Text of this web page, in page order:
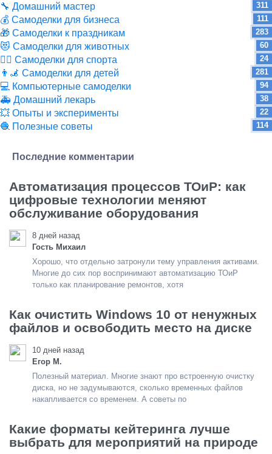
🔧 Домашний мастер 311
💰 Самоделки для бизнеса 111
🎁 Самоделки к праздникам 283
😻 Самоделки для животных 60
🏋️‍♀️ Самоделки для спорта 24
👨‍🦼 Самоделки для детей 281
💻 Компьютерные самоделки 94
🚑 Домашний лекарь 38
💥 Опыты и эксперименты 22
🧶 Полезные советы 114
Последние комментарии
Автоматизация процессов ТОиР: как
цифровые технологии меняют
обслуживание оборудования
8 дней назад
Гость Михаил
Хорошо, что отдельно затронули тему управления активами.
Многие до сих пор воспринимают автоматизацию ТОиР
только как планирование ремонтов, хотя
Как очистить Windows 10 от ненужных
файлов и освободить место на диске
10 дней назад
Егор М.
Полезный материал. Многие знают про встроенную очистку
диска, но не задумываются, сколько временных файлов
накапливается со временем. А советы по
Какие форматы кейтеринга лучше
выбрать для мероприятий на природе